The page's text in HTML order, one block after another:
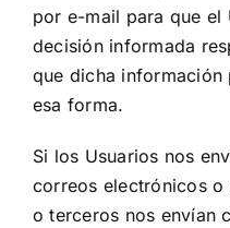
por e-mail para que el
decisión informada
que dicha información
esa forma.
Si los Usuarios nos
correos electrónicos
o terceros nos envían